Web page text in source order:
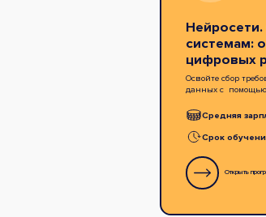
системам:
цифровых
Освойте сбор
данных с помощью
Средняя
Срок
Открыть